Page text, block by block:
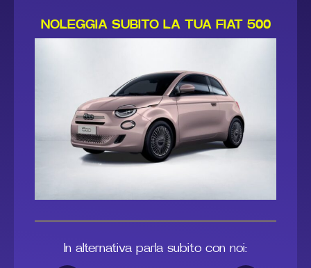
NOLEGGIA SUBITO LA TUA FIAT 500
In alternativa parla subito con noi: